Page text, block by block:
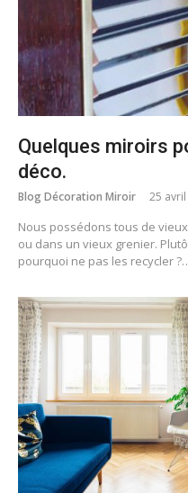
Quelques miroirs
déco.
Blog Décoration Miroir 25
Nous possédons tous de
ou dans un vieux grenier.
pourquoi ne pas les recycler